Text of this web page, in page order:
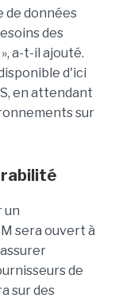
de données
des
a-t-il ajouté.
d'ici
en attendant
sur
un
sera ouvert à
de
sur des